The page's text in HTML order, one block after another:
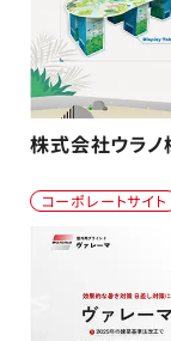
株式会社ウラ
コーポレートサイト